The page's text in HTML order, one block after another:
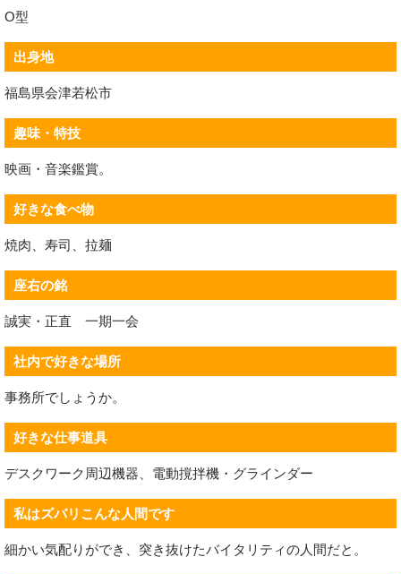
O型
出身地
福島県会津若松市
趣味・特技
映画・音楽鑑賞。
好きな食べ物
焼肉、寿司、拉麺
座右の銘
誠実・正直 一期一会
社内で好きな場所
事務所でしょうか。
好きな仕事道具
デスクワーク周辺機器、電動撹拌機・グラインダー
私はズバリこんな人間です
細かい気配りができ、突き抜けたバイタリティの人間だと。